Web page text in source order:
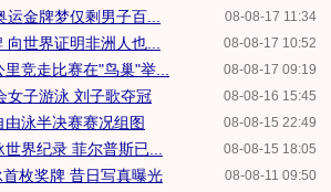
08-08-17 11:34
金牌梦仅剩男子百...
08-08-17 10:52
世界证明非洲人也...
08-08-17 09:19
竞走比赛在"鸟巢"举...
08-08-16 15:45
女子游泳 刘子歌夺冠
08-08-15 22:49
泳半决赛赛况组图
08-08-15 18:05
界纪录 菲尔普斯已...
08-08-11 09:50
枚奖牌 昔日写真曝光